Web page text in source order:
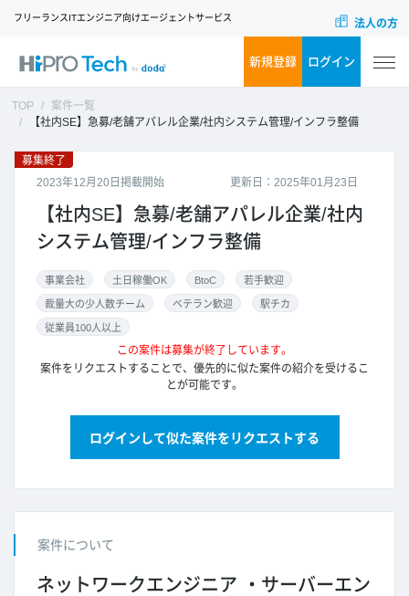
フリーランスITエンジニア向けエージェントサービス 法人の方
新規登録 ログイン
TOP
案件一覧
【社内SE】急募/老舗アパレル企業/社内システム管理/インフラ整備
更新日：2025年01月23日
募集終了
2023年12月20日掲載開始
【社内SE】急募/老舗アパレル企業/社内
システム管理/インフラ整備
事業会社 土日稼働OK BtoC 若手歓迎
裁量大の少人数チーム ベテラン歓迎 駅チカ
従業員100人以上
この案件は募集が終了しています。
案件をリクエストすることで、優先的に似た案件の紹介を受けるこ
とが可能です。
ログインして似た案件をリクエストする
案件について
ネットワークエンジニア
サーバーエン